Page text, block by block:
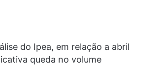
do Ipea, em relação a abril
queda no volume